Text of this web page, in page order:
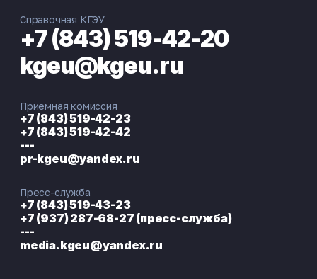
Справочная КГЭУ
+7 (843) 519-42-20
kgeu@kgeu.ru
Приемная комиссия
+7 (843) 519-42-23
+7 (843) 519-42-42
---
pr-kgeu@yandex.ru
Пресс-служба
+7 (843) 519-43-23
+7 (937) 287-68-27 (пресс-служба)
---
media.kgeu@yandex.ru